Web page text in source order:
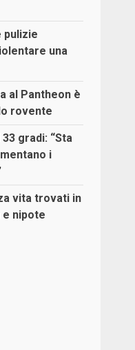
pulizie
una
al Pantheon è
rovente
gradi: “Sta
i
vita trovati in
e nipote